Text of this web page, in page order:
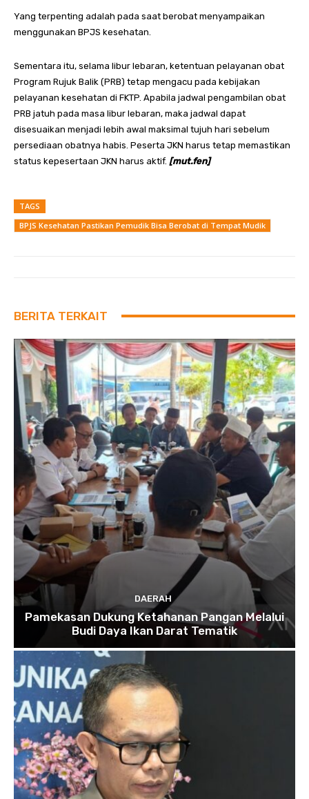
Yang terpenting adalah pada saat berobat menyampaikan
menggunakan BPJS kesehatan.
Sementara itu, selama libur lebaran, ketentuan pelayanan obat
Program Rujuk Balik (PRB) tetap mengacu pada kebijakan
pelayanan kesehatan di FKTP. Apabila jadwal pengambilan obat
PRB jatuh pada masa libur lebaran, maka jadwal dapat
disesuaikan menjadi lebih awal maksimal tujuh hari sebelum
persediaan obatnya habis. Peserta JKN harus tetap memastikan
status kepesertaan JKN harus aktif. [mut.fen]
TAGS
BPJS Kesehatan Pastikan Pemudik Bisa Berobat di Tempat Mudik
BERITA TERKAIT
DAERAH
Pamekasan Dukung Ketahanan Pangan Melalui
Budi Daya Ikan Darat Tematik